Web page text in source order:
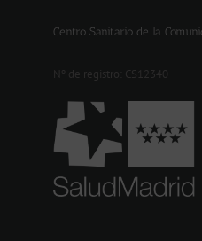
Centro Sanitario de la
Nº de registro: CS12340